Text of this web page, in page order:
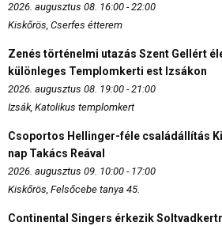
2026. augusztus 08. 16:00 - 22:00
Kiskőrös, Cserfes étterem
Zenés történelmi utazás Szent Gellért
különleges Templomkerti est Izsákon
2026. augusztus 08. 19:00 - 21:00
Izsák, Katolikus templomkert
Csoportos Hellinger-féle családállítás
nap Takács Reával
2026. augusztus 09. 10:00 - 17:00
Kiskőrös, Felsőcebe tanya 45.
Continental Singers érkezik